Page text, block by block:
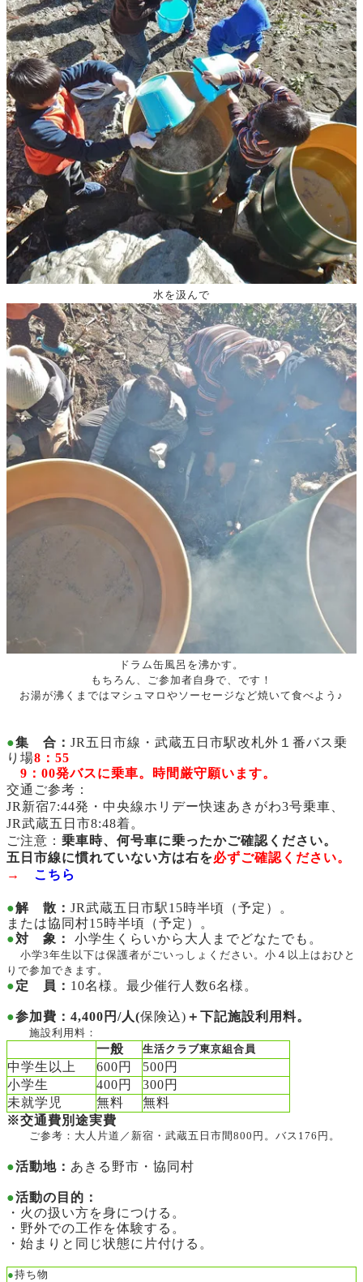
水を汲んで
ドラム缶風呂を沸かす。
もちろん、ご参加者自身で、です！
お湯が沸くまではマシュマロやソーセージなど焼いて食べよう♪
●集 合： JR五日市線・武蔵五日市駅改札外１番バス乗
り場8：55
9：00発バスに乗車。時間厳守願います。
交通ご参考：
JR新宿7:44発・中央線ホリデー快速あきがわ3号乗車、
JR武蔵五日市8:48着。
ご注意： 乗車時、何号車に乗ったかご確認ください。
五日市線に慣れていない方は右を必ずご確認ください。
→ こちら
●解 散： JR武蔵五日市駅15時半頃（予定）。
または協同村15時半頃（予定）。
●対 象： 小学生くらいから大人までどなたでも。
小学3年生以下は保護者がごいっしょください。 小４以上はおひと
りで参加できます。
●定 員： 10名様。最少催行人数6名様。
●参加費 ： 4,400円/人(保険込) ＋下記施設利用料。
施設利用料：
一般 生活クラブ東京組合員
中学生以上 600円
500円
小学生
400円
300円
未就学児
無料
無料
※交通費別途実費
ご参考：大人片道／新宿・武蔵五日市間800円。バス176円。
●活動地： あきる野市・協同村
●活動の目的：
・火の扱い方を身につける。
・野外での工作を体験する。
・始まりと同じ状態に片付ける。
●持ち物